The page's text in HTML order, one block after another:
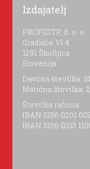
Izdajatelj
PROFIDTP, d. o. o.
Gradišče VI 4
1291 Škofljica
Slovenija
Davčna številka:
Matična številka:
Številka računa:
IBAN SI56 0201
IBAN SI56 0313